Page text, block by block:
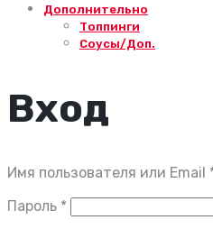
Дополнительно
Топпинги
Соусы/Доп.
Вход
Имя пользователя или Email
Пароль *